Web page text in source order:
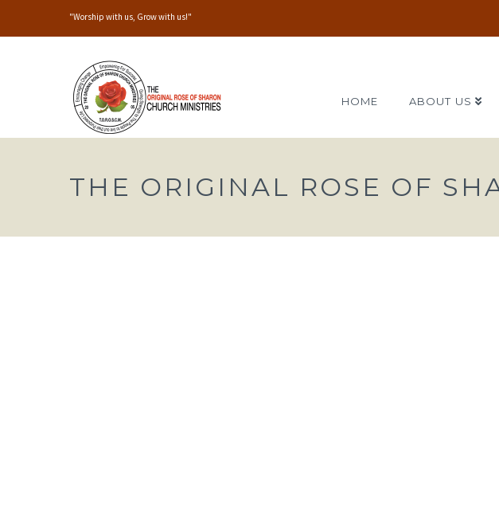
"Worship with us, Grow with us!"
HOME ABOUT US
THE ORIGINAL ROSE OF